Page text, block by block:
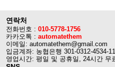
연락처
전화번호 : 010-5778-1756
카카오톡 : automatethem
이메일: automatethem@gmail.com
입금계좌: 농협은행 301-0312-4534-
영업시간: 평일 및 공휴일, 24시간 무